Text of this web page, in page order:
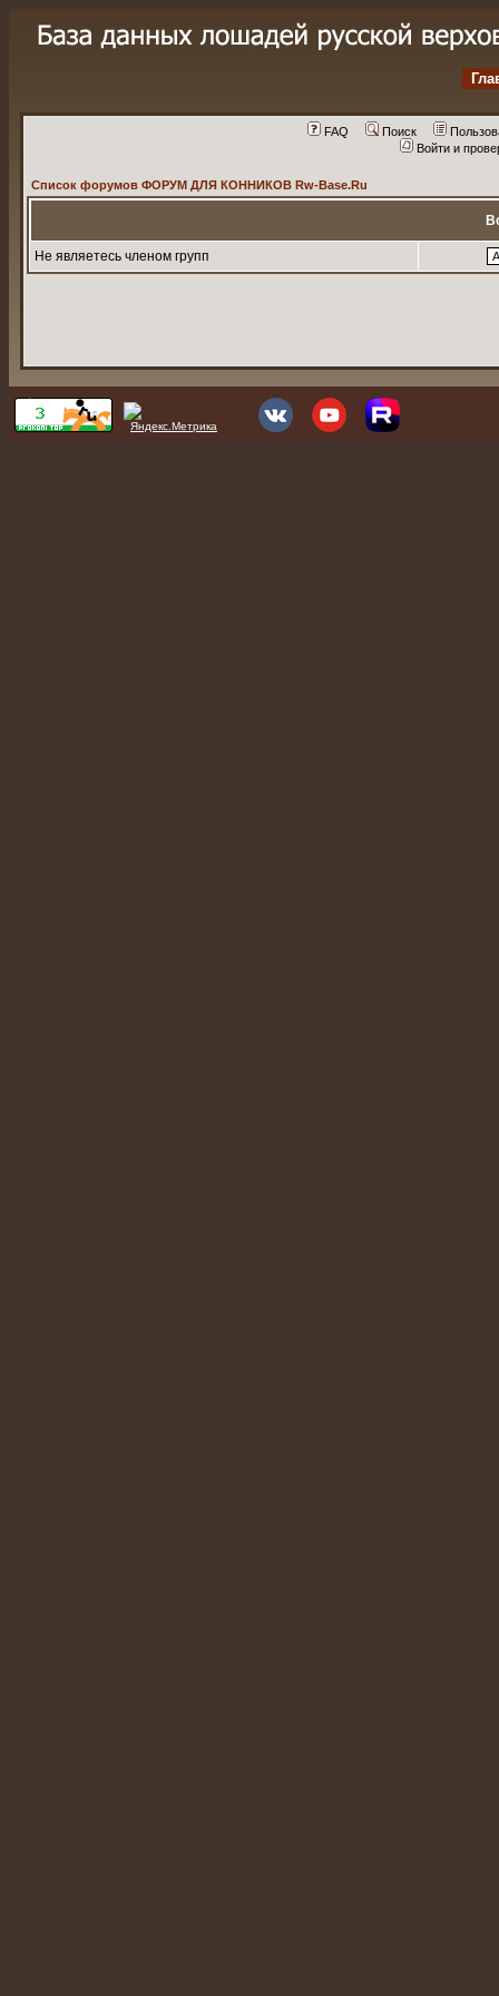
FAQ Поиск
Войти и
Список форумов ФОРУМ ДЛЯ КОННИКОВ Rw-Base.Ru
Не являетесь членом групп